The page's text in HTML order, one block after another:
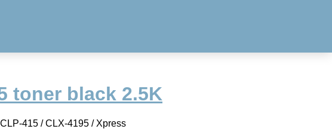
toner black 2.5K
415 / CLX-4195 / Xpress